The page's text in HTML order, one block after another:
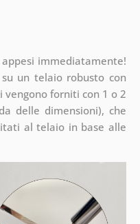
immediatamente!
un telaio robusto con
vengono forniti con 1 o 2
delle dimensioni), che
al telaio in base alle